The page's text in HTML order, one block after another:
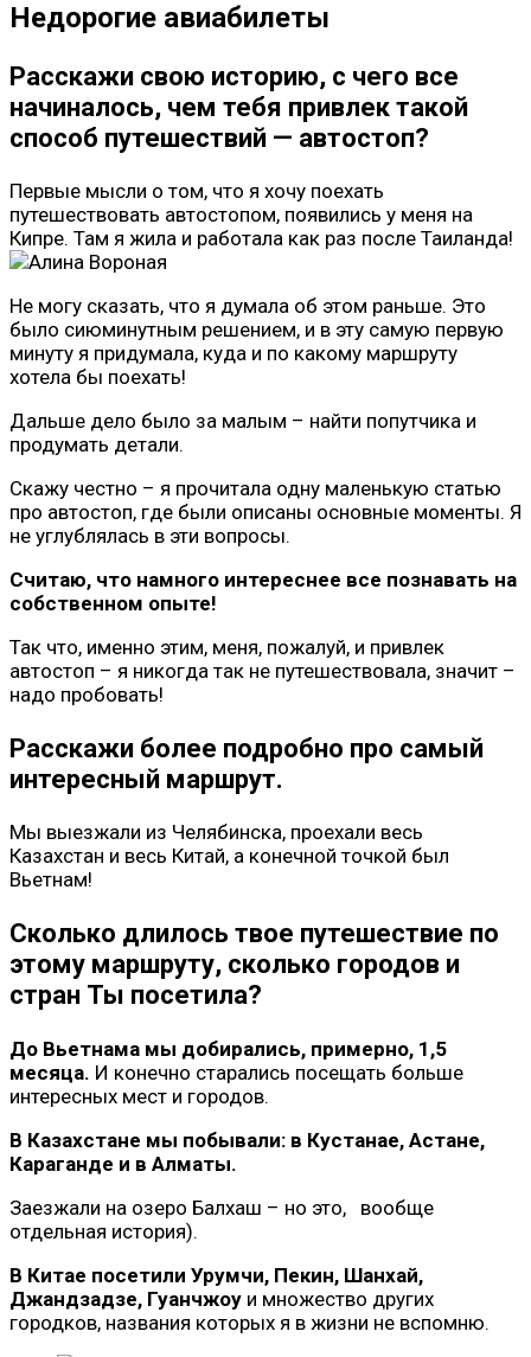
Недорогие авиабилеты
Расскажи свою историю, с чего все
начиналось, чем тебя привлек такой
способ путешествий — автостоп?
Первые мысли о том, что я хочу поехать
путешествовать автостопом, появились у меня на
Кипре. Там я жила и работала как раз после Таиланда!
Не могу сказать, что я думала об этом раньше. Это
было сиюминутным решением, и в эту самую первую
минуту я придумала, куда и по какому маршруту
хотела бы поехать!
Дальше дело было за малым – найти попутчика и
продумать детали.
Скажу честно – я прочитала одну маленькую статью
про автостоп, где были описаны основные моменты. Я
не углублялась в эти вопросы.
Считаю, что намного интереснее все познавать на
собственном опыте!
Так что, именно этим, меня, пожалуй, и привлек
автостоп – я никогда так не путешествовала, значит –
надо пробовать!
Расскажи более подробно про самый
интересный маршрут.
Мы выезжали из Челябинска, проехали весь
Казахстан и весь Китай, а конечной точкой был
Вьетнам!
Сколько длилось твое путешествие по
этому маршруту, сколько городов и
стран Ты посетила?
До Вьетнама мы добирались, примерно, 1,5
месяца. И конечно старались посещать больше
интересных мест и городов.
В Казахстане мы побывали: в Кустанае, Астане,
Караганде и в Алматы.
Заезжали на озеро Балхаш – но это, вообще
отдельная история).
В Китае посетили Урумчи, Пекин, Шанхай,
Джандзадзе, Гуанчжоу и множество других
городков, названия которых я в жизни не вспомню.